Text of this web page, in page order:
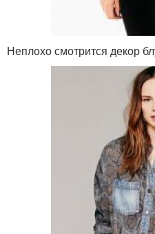
Неплохо смотрится декор